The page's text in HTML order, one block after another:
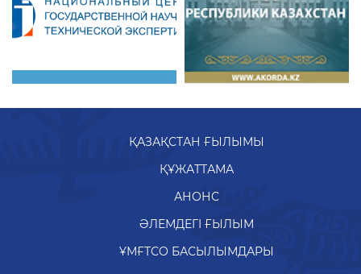
ҚАЗАҚСТАН ҒЫЛЫМЫ
ҚҰЖАТТАМА
АНОНС
ӘЛЕМДЕГІ ҒЫЛЫМ
ҰМҒТСО БАСЫЛЫМДАРЫ